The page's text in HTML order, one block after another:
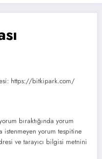
https://bitkipark.com/
bıraktığında yorum
istenmeyen yorum tespitine
ve tarayıcı bilgisi metnini